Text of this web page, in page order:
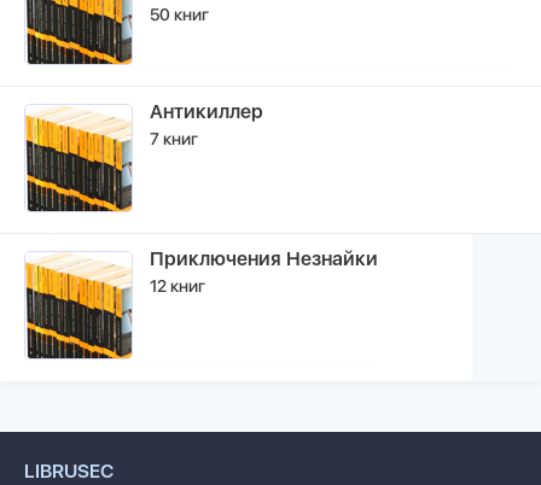
50 книг
Антикиллер
7 книг
Приключения Незнайки
12 книг
LIBRUSEC